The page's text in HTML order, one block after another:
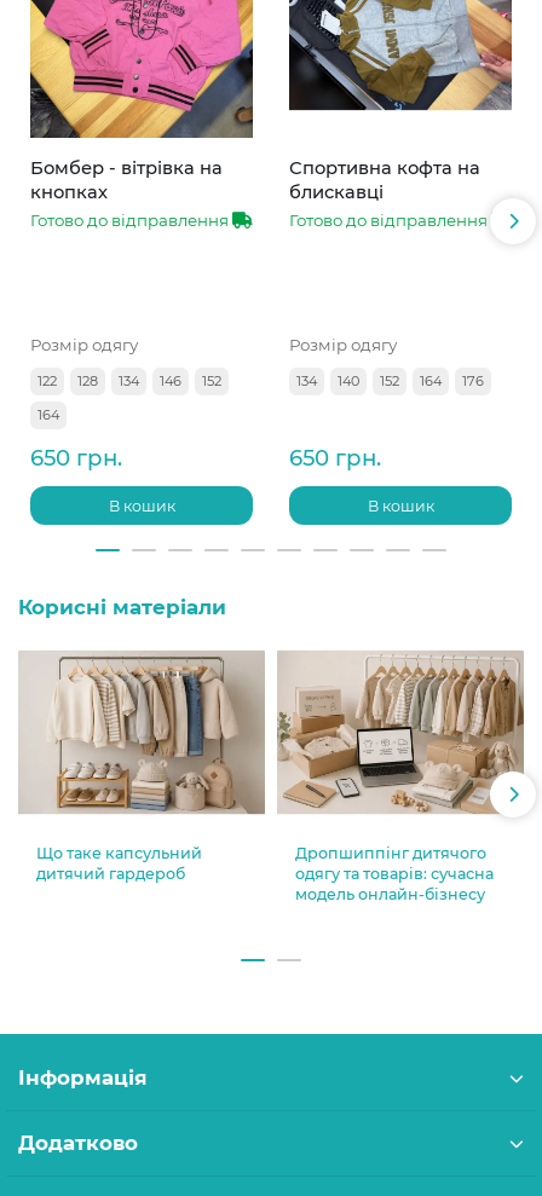
Бомбер - вітрівка на
кнопках
Готово до відправлення
Розмір одягу
122 128 134 146
152
164
650 грн.
В кошик
Спортивна кофта на
блискавці
Готово до відправлення
Розмір одягу
134 140 152 164 176
650 грн.
В кошик
Корисні матеріали
Що таке капсульний
дитячий гардероб
Дропшиппінг дитячого
одягу та товарів: сучасна
модель онлайн-бізнесу
Інформація
Додатково